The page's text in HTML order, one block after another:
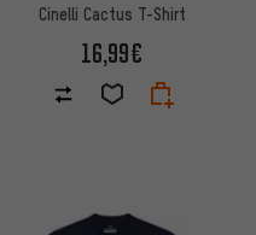
Cinelli Cactus T-Shirt
16,99€